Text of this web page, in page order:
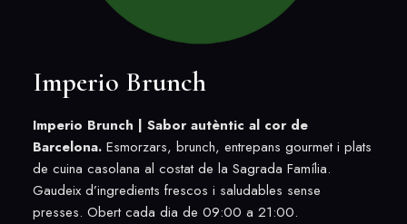
Imperio Brunch
Imperio Brunch | Sabor autèntic al cor de
Barcelona.Esmorzars, brunch, entrepans gourmet i plats
de cuina casolana al costat de la Sagrada Família.
Gaudeix d’ingredients frescos i saludables sense
presses. Obert cada dia de 09:00 a 21:00.